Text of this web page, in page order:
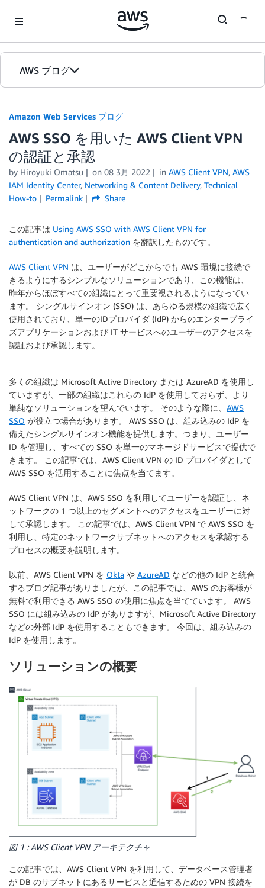
AWS ブログ
カテゴリ
エディション
Amazon Web Services ブログ
AWS SSO を用いた AWS Client VPN
の認証と承認
by Hiroyuki Omatsu on 08 3月 2022 in AWS Client VPN, AWS
IAM Identity Center, Networking & Content Delivery, Technical
How-to
Permalink Share
この記事は Using AWS SSO with AWS Client VPN for
authentication and authorization を翻訳したものです。
AWS Client VPN は、ユーザーがどこからでも AWS 環境に接続で
きるようにするシンプルなソリューションであり、この機能は、
昨年からほぼすべての組織にとって重要視されるようになってい
ます。 シングルサインオン (SSO) は、あらゆる規模の組織で広く
使用されており、単一のIDプロバイダ (IdP) からのエンタープライ
ズアプリケーションおよび IT サービスへのユーザーのアクセスを
認証および承認します。
多くの組織は Microsoft Active Directory または AzureAD を使用し
ていますが、一部の組織はこれらの IdP を使用しておらず、より
単純なソリューションを望んでいます。 そのような際に、 AWS
SSO が役立つ場合があります。 AWS SSO は、組み込みの IdP を
備えたシングルサインオン機能を提供します。つまり、ユーザー
ID を管理し、すべての SSO を単一のマネージドサービスで提供で
きます。 この記事では、AWS Client VPN の ID プロバイダとして
AWS SSO を活用することに焦点を当てます。
AWS Client VPN は、AWS SSO を利用してユーザーを認証し、ネ
ットワークの 1 つ以上のセグメントへのアクセスをユーザーに対
して承認します。 この記事では、AWS Client VPN で AWS SSO を
利用し、特定のネットワークサブネットへのアクセスを承認する
プロセスの概要を説明します。
以前、AWS Client VPN を Okta や AzureAD などの他の IdP と統合
するブログ記事がありましたが、この記事では、AWS のお客様が
無料で利用できる AWS SSO の使用に焦点を当てています。 AWS
SSO には組み込みの IdP がありますが、Microsoft Active Directory
などの外部 IdP を使用することもできます。 今回は、組み込みの
IdP を使用します。
ソリューションの概要
図 1 : AWS Client VPN アーキテクチャ
この記事では、AWS Client VPN を利用して、データベース管理者
が DB のサブネットにあるサービスと通信するための VPN 接続を